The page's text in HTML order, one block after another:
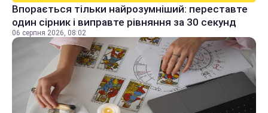
Впорається тільки найрозумніший: переставте
один сірник і виправте рівняння за 30 секунд
06 серпня 2026, 08:02